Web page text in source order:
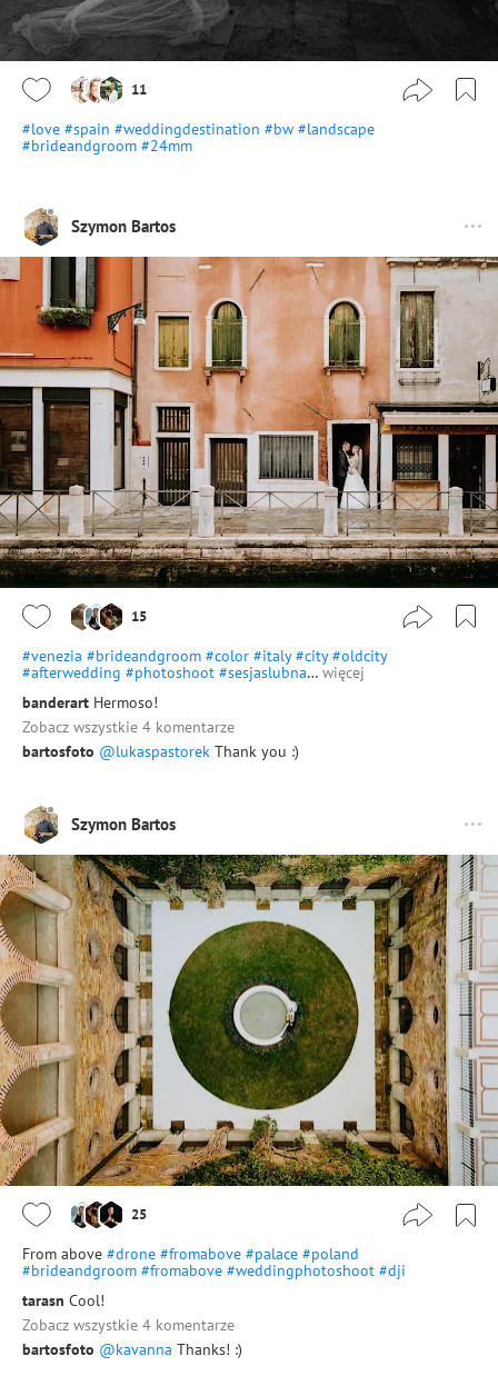
11
#love #spain #weddingdestination #bw #landscape
#brideandgroom #24mm
Szymon Bartos
15
#venezia #brideandgroom #color #italy #city #oldcity
#afterwedding #photoshoot #sesjaslubna… więcej
banderart Hermoso!
Zobacz wszystkie 4 komentarze
bartosfoto @lukaspastorek Thank you :)
Szymon Bartos
25
From above #drone #fromabove #palace #poland
#brideandgroom #fromabove #weddingphotoshoot #dji
tarasn Сool!
Zobacz wszystkie 4 komentarze
bartosfoto @kavanna Thanks! :)